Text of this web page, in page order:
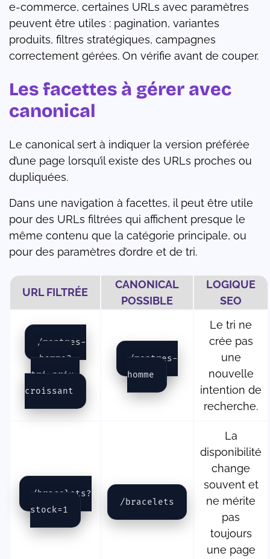
e-commerce, certaines URLs avec paramètres
peuvent être utiles : pagination, variantes
produits, filtres stratégiques, campagnes
correctement gérées. On vérifie avant de couper.
Les facettes à gérer avec
canonical
Le canonical sert à indiquer la version préférée
d’une page lorsqu’il existe des URLs proches ou
dupliquées.
Dans une navigation à facettes, il peut être utile
pour des URLs filtrées qui affichent presque le
même contenu que la catégorie principale, ou
pour des paramètres d’ordre et de tri.
URL FILTRÉE
CANONICAL
POSSIBLE
LOGIQUE
SEO
/montres-
homme?
tri=prix-
croissant
/montres-
homme
Le tri ne
crée pas
une
nouvelle
intention de
recherche.
/bracelets?
stock=1
/bracelets
La
disponibilité
change
souvent et
ne mérite
pas
toujours
une page